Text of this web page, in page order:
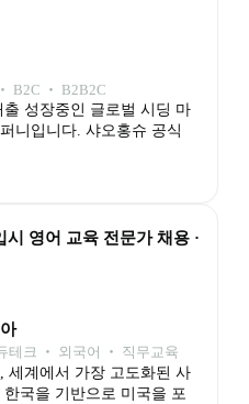
B2C ‧ B2B2C
성장중인 글로벌 시딩 마
니입니다. 샤오홍슈 공식
영어 교육 전문가 채용 ·
테크 ‧ 외국어 ‧ 직무교육
세계에서 가장 고도화된 사
국을 기반으로 미국을 포